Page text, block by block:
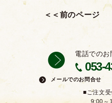
電話でのお
053-
メールでのお問合せ
■ご注文
9:00～